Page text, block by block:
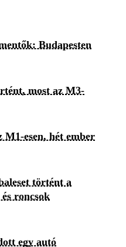
Budapesten
most az M3-
esen, hét ember
történt a
roncsok
egy autó